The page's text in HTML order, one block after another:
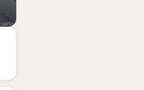
CARTO